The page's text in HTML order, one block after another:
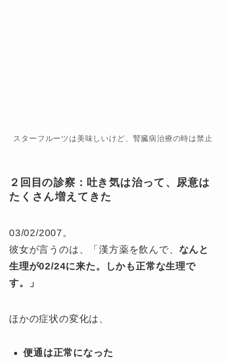
スターフルーツは美味しいけど、腎臓病治療の時は禁止
２回目の診察：吐き気は治って、尿意は
たくさん増えてきた
03/02/2007。
彼女が言うのは、「漢方薬を飲んで、 なんと
生理が02/24に来た。しかも正常な生理で
す。」
ほかの症状の変化は、
便通は正常になった